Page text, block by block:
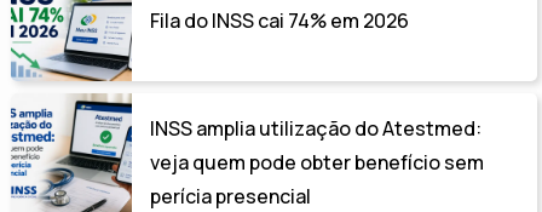
Fila do INSS cai 74% em 2026
INSS amplia utilização do Atestmed:
veja quem pode obter benefício sem
perícia presencial